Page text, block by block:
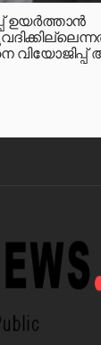
ഉയര്‍ത്താന്‍
വിയോജിപ്പ്